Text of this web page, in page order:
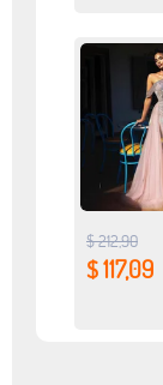
$ 212,90
$ 117,09